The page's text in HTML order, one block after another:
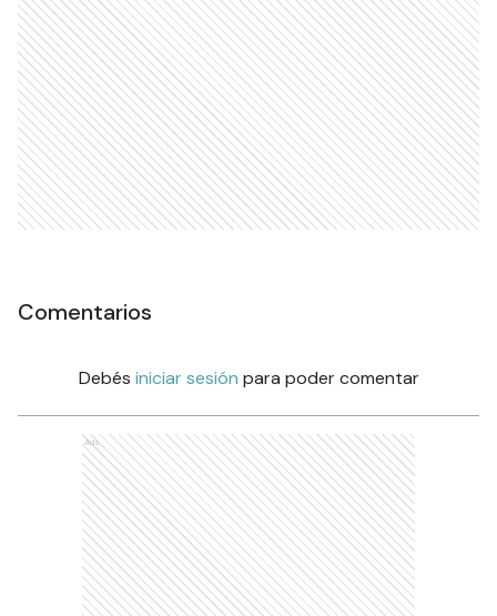
Comentarios
Debés iniciar sesión para poder comentar
Ads